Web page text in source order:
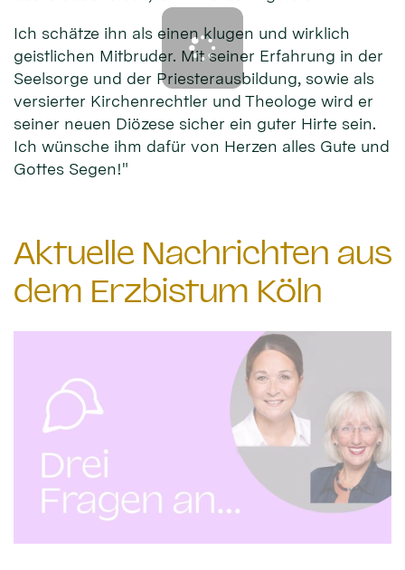
Ich schätze ihn als einen klugen und wirklich
geistlichen Mitbruder. Mit seiner Erfahrung in der
Seelsorge und der Priesterausbildung, sowie als
versierter Kirchenrechtler und Theologe wird er
seiner neuen Diözese sicher ein guter Hirte sein.
Ich wünsche ihm dafür von Herzen alles Gute und
Gottes Segen!"
Aktuelle Nachrichten aus
dem Erzbistum Köln